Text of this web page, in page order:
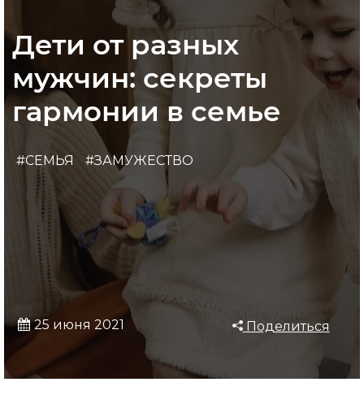
Дети от разных
мужчин: секреты
гармонии в семье
#СЕМЬЯ #ЗАМУЖЕСТВО
25 июня 2021 Поделиться